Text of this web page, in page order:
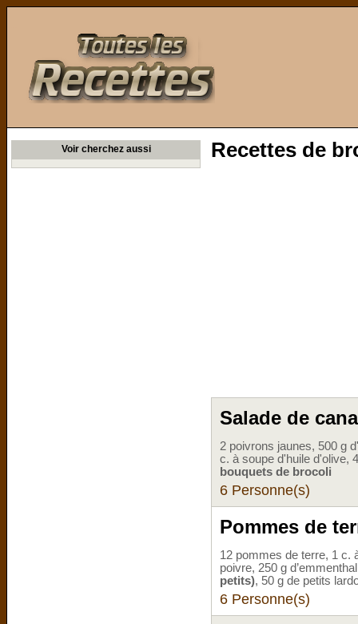
Voir cherchez aussi Recettes de
Salade de
2 poivrons jaunes, 500 g
c. à soupe d'huile d'olive,
bouquets de brocoli
6 Personne(s)
Pommes de
12 pommes de terre, 1 c.
poivre, 250 g
petits), 50 g de petits
6 Personne(s)